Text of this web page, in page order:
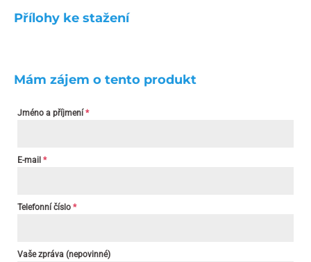
Přílohy ke stažení
Mám zájem o tento produkt
Jméno a příjmení *
E-mail *
Telefonní číslo *
Vaše zpráva (nepovinné)